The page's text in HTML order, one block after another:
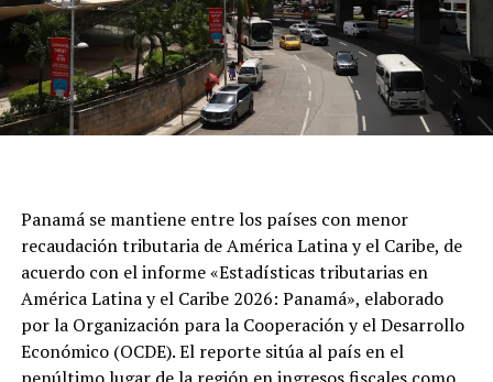
Panamá se mantiene entre los países con menor
recaudación tributaria de América Latina y el Caribe, de
acuerdo con el informe «Estadísticas tributarias en
América Latina y el Caribe 2026: Panamá», elaborado
por la Organización para la Cooperación y el Desarrollo
Económico (OCDE). El reporte sitúa al país en el